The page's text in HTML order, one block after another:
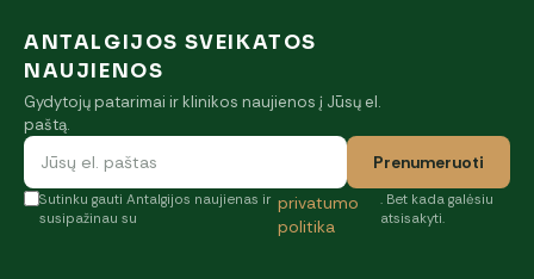
ANTALGIJOS SVEIKATOS
NAUJIENOS
Gydytojų patarimai ir klinikos naujienos į Jūsų el.
paštą.
Prenumeruoti
Sutinku gauti Antalgijos naujienas ir
susipažinau su
privatumo
politika
. Bet kada galėsiu
atsisakyti.